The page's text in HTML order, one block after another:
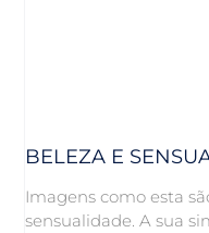
BELEZA E
Imagens como esta
sensualidade. A sua